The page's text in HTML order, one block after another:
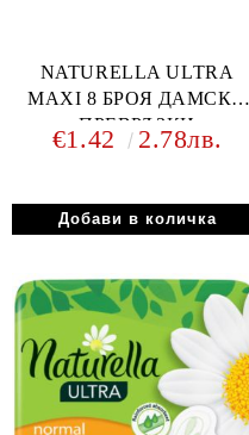
NATURELLA ULTRA
MAXI 8 БРОЯ ДАМСКИ
ПРЕВРЪЗКИ
€1.42 2.78лв.